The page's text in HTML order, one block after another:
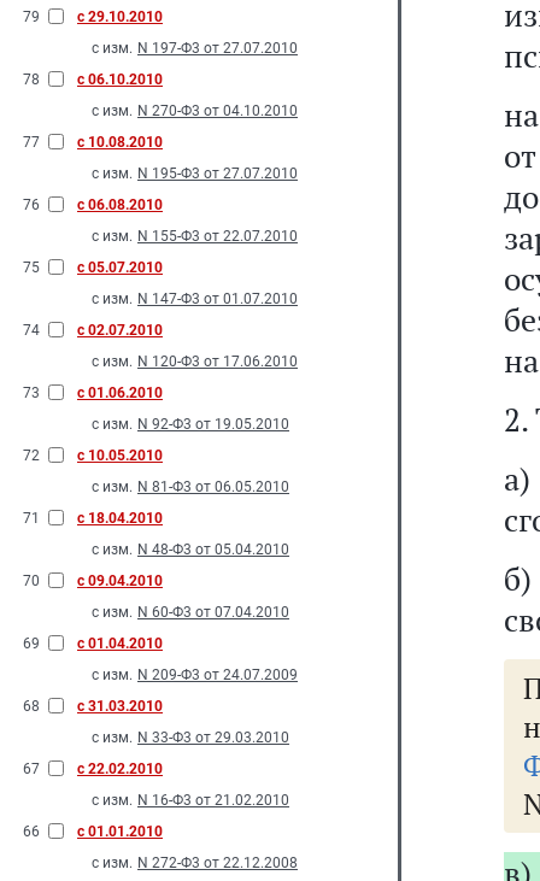
79
с 29.10.2010
с изм. N 197-Ф3 от 27.07.2010
78
с 06.10.2010
с изм. N 270-Ф3 от 04.10.2010
77
с 10.08.2010
с изм. N 195-Ф3 от 27.07.2010
76
с 06.08.2010
с изм. N 155-Ф3 от 22.07.2010
75
с 05.07.2010
с изм. N 147-Ф3 от 01.07.2010
74
с 02.07.2010
с изм. N 120-Ф3 от 17.06.2010
73
с 01.06.2010
с изм. N 92-Ф3 от 19.05.2010
72
с 10.05.2010
с изм. N 81-Ф3 от 06.05.2010
71
с 18.04.2010
с изм. N 48-Ф3 от 05.04.2010
70
с 09.04.2010
с изм. N 60-Ф3 от 07.04.2010
69
с 01.04.2010
с изм. N 209-Ф3 от 24.07.2009
68
с 31.03.2010
с изм. N 33-Ф3 от 29.03.2010
67
с 22.02.2010
с изм. N 16-Ф3 от 21.02.2010
66
с 01.01.2010
с изм. N 272-Ф3 от 22.12.2008
2.